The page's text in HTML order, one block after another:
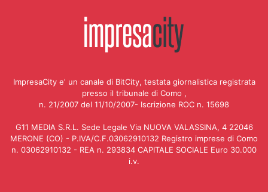
ImpresaCity e' un canale di BitCity, testata giornalistica registrata
presso il tribunale di Como ,
n. 21/2007 del 11/10/2007- Iscrizione ROC n. 15698
G11 MEDIA S.R.L. Sede Legale Via NUOVA VALASSINA, 4 22046
MERONE (CO) - P.IVA/C.F.03062910132 Registro imprese di Como
n. 03062910132 - REA n. 293834 CAPITALE SOCIALE Euro 30.000
i.v.